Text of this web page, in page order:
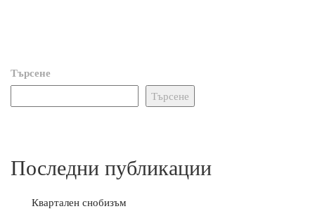
Търсене
Търсене
Последни публикации
Квартален снобизъм